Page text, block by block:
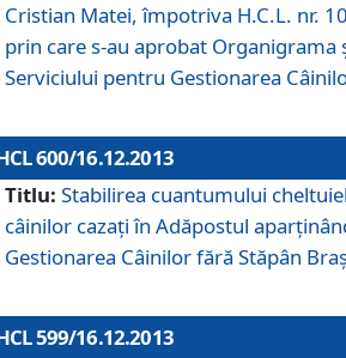
Cristian Matei, împotriva H.C.L. nr.
prin care s-au aprobat Organigrama
Serviciului pentru Gestionarea
600/16.12.2013
Titlu: Stabilirea cuantumului
câinilor cazaţi în Adăpostul
Gestionarea Câinilor fără Stăpân
599/16.12.2013